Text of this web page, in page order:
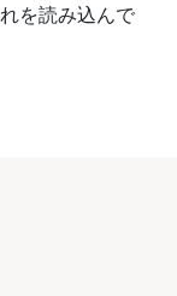
を読み込んで